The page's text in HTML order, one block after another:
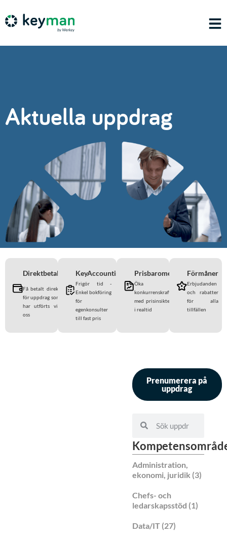
Aktuella uppdrag
Direktbetalning
Få betalt direkt
för uppdrag som
har utförts via
oss
KeyAccounting
Frigör tid -
Enkel bokföring
för
egenkonsulter
till fast pris
Prisbarometern
Öka
konkurrenskraften
med prisinsikter
i realtid
Förmåner
Erbjudanden
och rabatter
för alla
tillfällen
Prenumerera på
uppdrag
Administration,
ekonomi, juridik (3)
Chefs- och
ledarskapsstöd (1)
Data/IT(27)